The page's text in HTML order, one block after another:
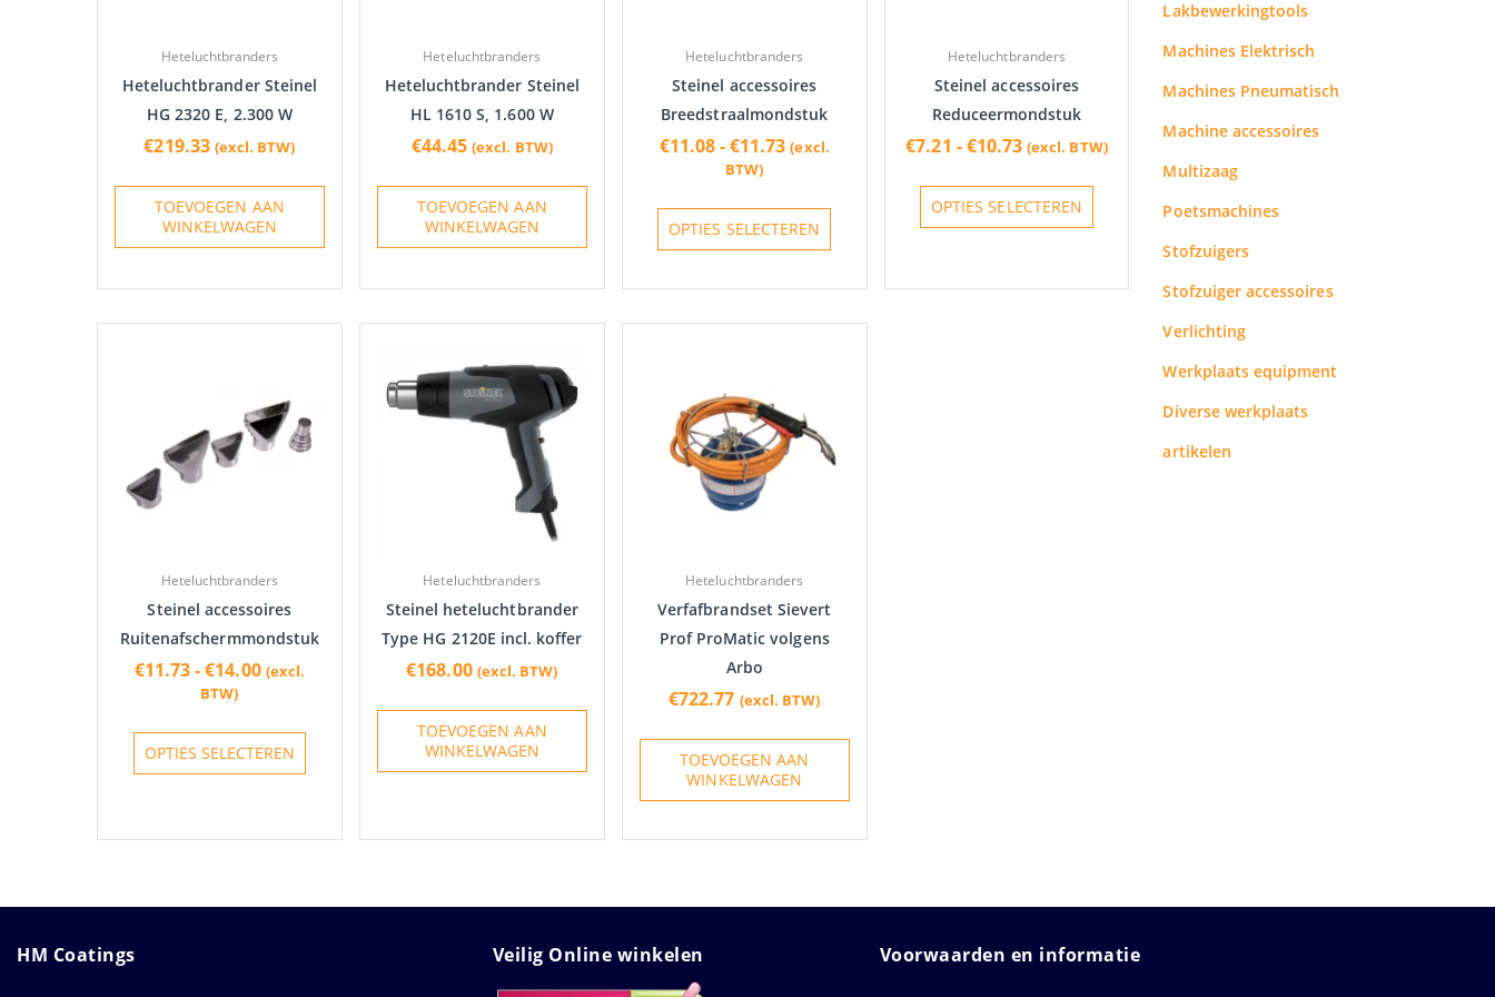
Heteluchtbranders
Heteluchtbrander Steinel
HG 2320 E, 2.300 W
€219.33 (excl. BTW)
TOEVOEGEN AAN
WINKELWAGEN
Heteluchtbranders
Heteluchtbrander Steinel
HL 1610 S, 1.600 W
€44.45 (excl. BTW)
TOEVOEGEN AAN
WINKELWAGEN
Heteluchtbranders
Steinel accessoires
Breedstraalmondstuk
€11.08-€11.73 (excl.
BTW)
OPTIES SELECTEREN
Heteluchtbranders
Steinel accessoires
Reduceermondstuk
€7.21 -€10.73 (excl. BTW)
OPTIES SELECTEREN
productpagina
Heteluchtbranders
Steinel accessoires
Ruitenafschermmondstuk
€11.73-€14.00
€14.00
(excl.
BTW)
OPTIES SELECTEREN
meerdere
variaties.
productpagina
Heteluchtbranders
Steinel heteluchtbrander
Type HG 2120E incl. koffer
€168.00 (excl. BTW)
TOEVOEGEN AAN
WINKELWAGEN
Heteluchtbranders
Verfafbrandset Sievert
Prof ProMatic volgens
Arbo
€722.77 (excl. BTW)
TOEVOEGEN AAN
WINKELWAGEN
Lakbewerkingtools
Machines Elektrisch
Machines Pneumatisch
Machine accessoires
Multizaag
Poetsmachines
Stofzuigers
Stofzuiger accessoires
Verlichting
Werkplaats equipment
Diverse werkplaats
artikelen
HM Coatings Veilig Online winkelen Voorwaarden en informatie